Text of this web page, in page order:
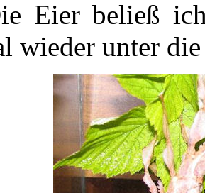
Eier beließ
wieder unter